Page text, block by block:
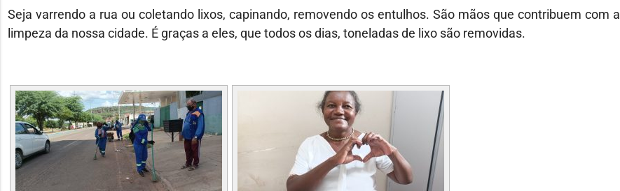
Seja varrendo a rua ou coletando lixos, capinando, removendo os entulhos. São mãos que contribuem com a
limpeza da nossa cidade. É graças a eles, que todos os dias, toneladas de lixo são removidas.